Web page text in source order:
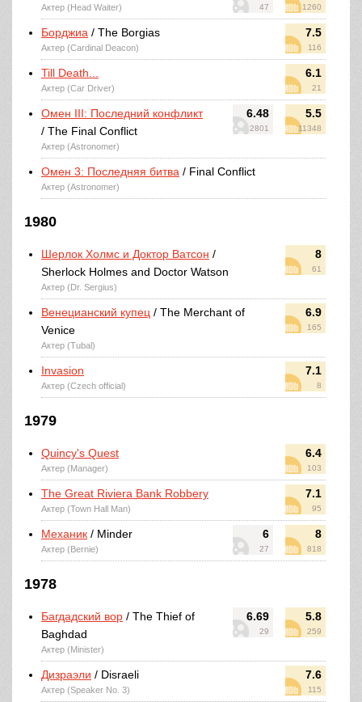
47 1260
Актер (Head Waiter)
7.5
116
Борджиа / The Borgias
Актер (Cardinal Deacon)
6.1
21
Till Death...
Актер (Car Driver)
6.48
2801
5.5
11348
Омен III: Последний конфликт
/ The Final Conflict
Актер (Astronomer)
Омен 3: Последняя битва / Final Conflict
Актер (Astronomer)
1980
8
61
Шерлок Холмс и Доктор Ватсон /
Sherlock Holmes and Doctor Watson
Актер (Dr. Sergius)
6.9
165
Венецианский купец / The Merchant of
Venice
Актер (Tubal)
7.1
8
Invasion
Актер (Czech official)
1979
6.4
103
Quincy's Quest
Актер (Manager)
7.1
95
The Great Riviera Bank Robbery
Актер (Town Hall Man)
6
27
8
818
Механик / Minder
Актер (Bernie)
1978
6.69
29
5.8
259
Багдадский вор / The Thief of
Baghdad
Актер (Minister)
7.6
115
Дизраэли / Disraeli
Актер (Speaker No. 3)